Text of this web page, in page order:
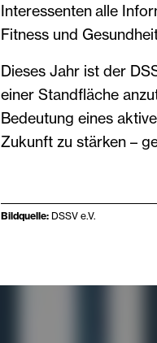
Interessenten alle
Fitness und
Dieses Jahr ist der
einer Standfläche
Bedeutung eines
Zukunft zu stärken –
Bildquelle: DSSV e.V.